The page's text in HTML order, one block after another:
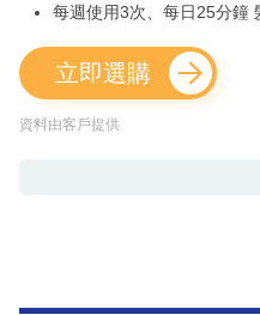
每週使用3次、每日25分鐘
立即選購
資料由客戶提供